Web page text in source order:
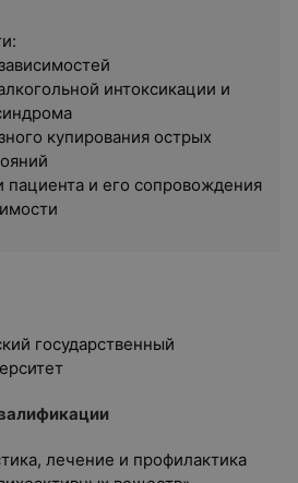
интоксикации и
купирования острых
и его сопровождения
государственный
лечение и профилактика